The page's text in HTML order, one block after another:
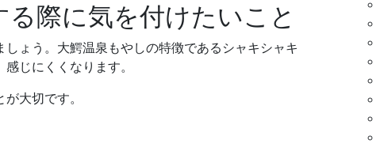
際に気を付けたいこと
ょう。大鰐温泉もやしの特徴であるシャキシャキ
じにくくなります。
大切です。